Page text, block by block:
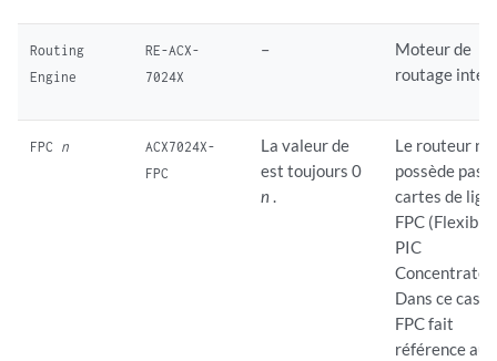
Routing
Engine
RE-ACX-
7024X
–
Moteur de
routage
FPC n
ACX7024X-
FPC
La valeur de
est toujours 0
n.
Le routeur ne
possède pas
cartes de
FPC (Flexible
PIC
Dans ce cas,
FPC fait
référence au